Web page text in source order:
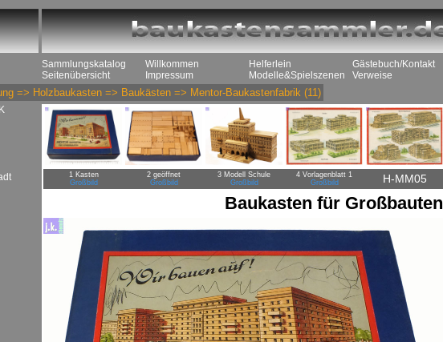
Sammlungskatalog
Seitenübersicht
Willkommen
Impressum
Helferlein
Modelle&Spielszenen
Gästebuch/Kontakt
Verweise
=> Holzbaukasten => Baukästen => Mentor-Baukastenfabrik (11)
1 Kasten
Großbild
2 geöffnet
Großbild
3 Modell Schule
Großbild
4 Vorlagenblatt 1
Großbild
H-MM05
Baukasten für Großbauten